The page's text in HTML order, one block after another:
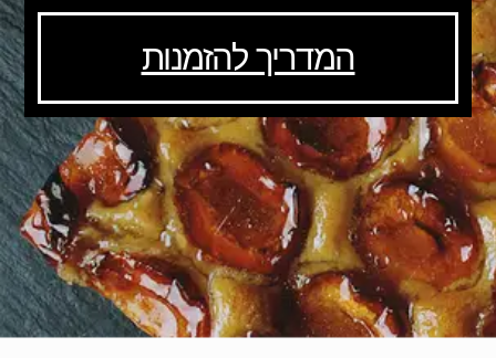
המדריך להזמנות